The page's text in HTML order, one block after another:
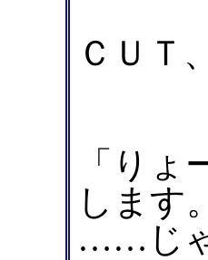
ＣＵＴ
「り
します。
……じ